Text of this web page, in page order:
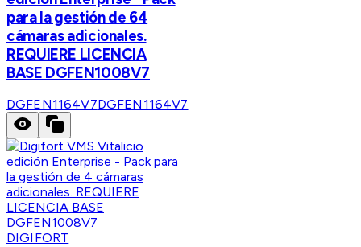
para la gestión de 64
cámaras adicionales.
REQUIERE LICENCIA
BASE DGFEN1008V7
DGFEN1164V7DGFEN1164V7
DIGIFORT